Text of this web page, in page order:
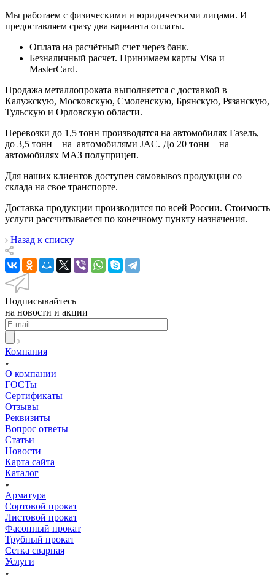
Мы работаем с физическими и юридическими лицами. И
предоставляем сразу два варианта оплаты.
Оплата на расчётный счет через банк.
Безналичный расчет. Принимаем карты Visa и
MasterCard.
Продажа металлопроката выполняется с доставкой в
Калужскую, Московскую, Смоленскую, Брянскую, Рязанскую,
Тульскую и Орловскую области.
Перевозки до 1,5 тонн производятся на автомобилях Газель,
до 3,5 тонн – на автомобилями JAC. До 20 тонн – на
автомобилях МАЗ полуприцеп.
Для наших клиентов доступен самовывоз продукции со
склада на свое транспорте.
Доставка продукции производится по всей России. Стоимость
услуги рассчитывается по конечному пункту назначения.
Назад к списку
Подписывайтесь
на новости и акции
Компания
О компании
ГОСТы
Сертификаты
Отзывы
Реквизиты
Вопрос ответы
Статьи
Новости
Карта сайта
Каталог
Арматура
Сортовой прокат
Листовой прокат
Фасонный прокат
Трубный прокат
Сетка сварная
Услуги